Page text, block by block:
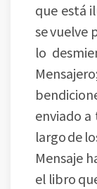
que está
se vuelve
lo
enviado a
largo de
Mensaje
el libro